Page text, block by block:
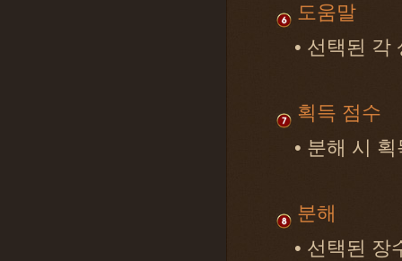
도움말
• 선택된 각
획득 점수
• 분해 시
분해
• 선택된 장